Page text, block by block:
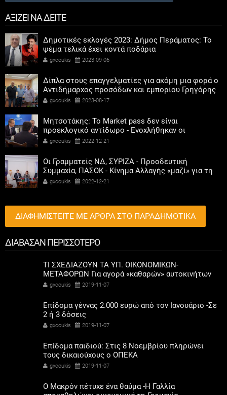
ΑΞΙΖΕΙ ΝΑ ΔΕΙΤΕ
Δημοτικές εκλογές 2023: Δήμος Περάματος: Το
ψέμα τελικά έχει κοντά ποδάρια
gxcoukis 2023-09-06
Δίπλα στους επαγγελματίες για ακόμη μια φορά ο
Αντιδήμαρχος προσόδων και εμπορίου Γρηγόρης
Καψοκόλης
gxcoukis 2023-08-17
Μητσοτάκης: Το Market pass δεν είναι
προεκλογικό αντίδωρο - Ενοχλήθηκαν οι
αριστεροί του χαβιαριού
gxcoukis 2022-12-21
Οι Γραμματείς ΝΔ, ΣΥΡΙΖΑ - Προοδευτική
Συμμαχία, ΠΑΣΟΚ - Κίνημα Αλλαγής «μαζί» για τη
συμμετοχή των γυναικών στην πολιτική
gxcoukis 2022-12-21
ΔΙΑΦΗΜΙΣΤΕΙΤΕ ΜΕ ΑΡΘΡΑ ΣΤΟ ΠΑΡΑΔΗΜΟΤΙΚΑ
ΔΙΑΒΑΣΑΝ ΠΕΡΙΣΣΟΤΕΡΟ
ΤΙ ΣΧΕΔΙΑΖΟΥΝ ΤΑ ΥΠ. ΟΙΚΟΝΟΜΙΚΩΝ-
ΜΕΤΑΦΟΡΩΝ Για αγορά «καθαρών» αυτοκινήτων
-Καινούρια και μεταχειρισμένα
gxcoukis 2019-11-07
Επίδομα γέννας 2.000 ευρώ από τον Ιανουάριο -Σε
2 ή 3 δόσεις
gxcoukis 2019-11-07
Επίδομα παιδιού: Στις 8 Νοεμβρίου πληρώνει
τους δικαιούχους ο ΟΠΕΚΑ
gxcoukis 2019-11-07
O Μακρόν πέτυχε ένα θαύμα -Η Γαλλία